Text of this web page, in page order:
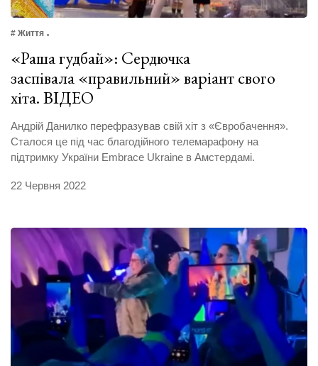
# Життя
«Раша гудбай»: Сердючка
заспівала «правильний» варіант свого
хіта. ВІДЕО
Андрій Данилко перефразував свій хіт з «Євробачення».
Сталося це під час благодійного телемарафону на
підтримку України Embrace Ukraine в Амстердамі.
22 Червня 2022